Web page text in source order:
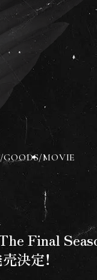
ル
GOODS MOVIE
Final
決定！